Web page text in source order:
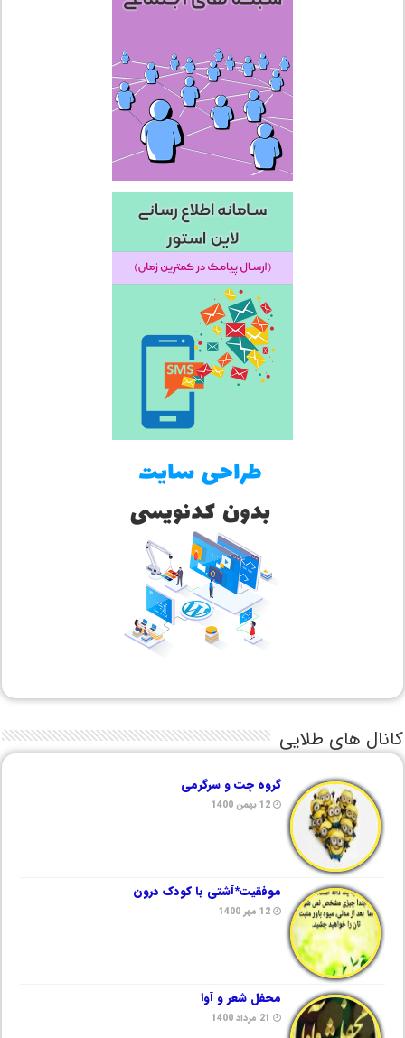
کانال های طلایی
گروه چت و سرگرمی
12 بهمن 1400
موفقیت*آشتی با کودک درون
12 مهر 1400
محفل شعر و آوا
21 مرداد 1400